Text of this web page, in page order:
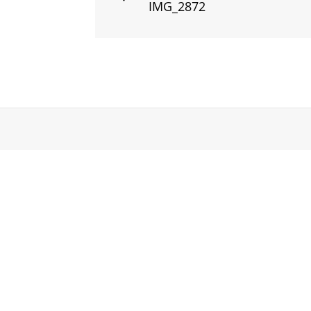
navigation
Post
IMG_2872